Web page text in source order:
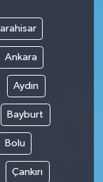
Ankara
Aydın
Bayburt
Bolu
Çankırı